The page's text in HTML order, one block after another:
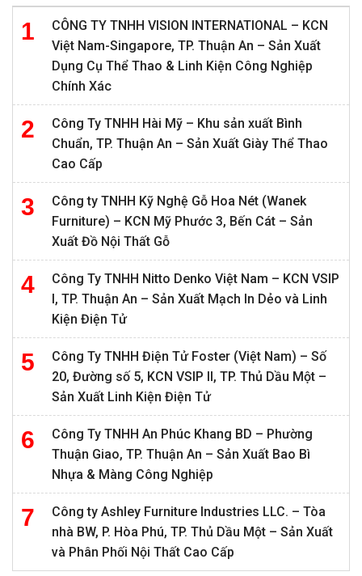
CÔNG TY TNHH VISION INTERNATIONAL – KCN
Việt Nam-Singapore, TP. Thuận An – Sản Xuất
Dụng Cụ Thể Thao & Linh Kiện Công Nghiệp
Chính Xác
Công Ty TNHH Hài Mỹ – Khu sản xuất Bình
Chuẩn, TP. Thuận An – Sản Xuất Giày Thể Thao
Cao Cấp
Công ty TNHH Kỹ Nghệ Gỗ Hoa Nét (Wanek
Furniture) – KCN Mỹ Phước 3, Bến Cát – Sản
Xuất Đồ Nội Thất Gỗ
Công Ty TNHH Nitto Denko Việt Nam – KCN VSIP
I, TP. Thuận An – Sản Xuất Mạch In Dẻo và Linh
Kiện Điện Tử
Công Ty TNHH Điện Tử Foster (Việt Nam) – Số
20, Đường số 5, KCN VSIP II, TP. Thủ Dầu Một –
Sản Xuất Linh Kiện Điện Tử
Công Ty TNHH An Phúc Khang BD – Phường
Thuận Giao, TP. Thuận An – Sản Xuất Bao Bì
Nhựa & Màng Công Nghiệp
Công ty Ashley Furniture Industries LLC. – Tòa
nhà BW, P. Hòa Phú, TP. Thủ Dầu Một – Sản Xuất
và Phân Phối Nội Thất Cao Cấp